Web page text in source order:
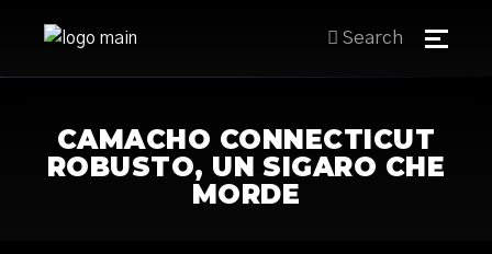
Search
CAMACHO CONNECTICUT
ROBUSTO, UN SIGARO CHE
MORDE